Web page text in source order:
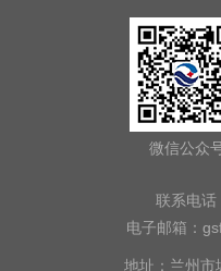
微信公众
联系电
电子邮箱：
地址：兰州市